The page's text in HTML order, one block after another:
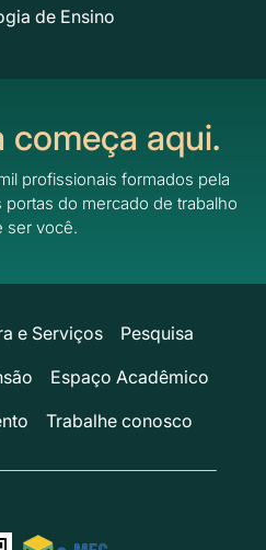
de Ensino
começa aqui.
profissionais formados pela
portas do mercado de trabalho
ser você.
e Serviços
Pesquisa
Espaço Acadêmico
Trabalhe conosco